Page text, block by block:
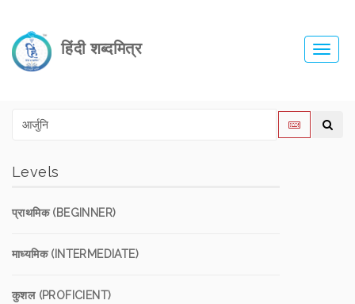
हिंदी शब्दमित्र
Levels
प्राथमिक (BEGINNER)
माध्यमिक (INTERMEDIATE)
कुशल (PROFICIENT)